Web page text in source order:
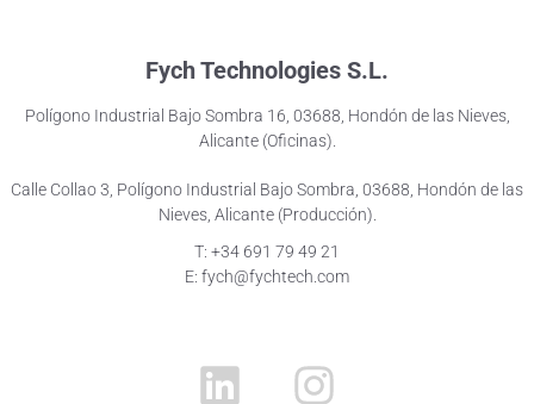
Fych Technologies S.L.
Polígono Industrial Bajo Sombra 16, 03688, Hondón de las Nieves,
Alicante (Oficinas).
Calle Collao 3, Polígono Industrial Bajo Sombra, 03688, Hondón de las
Nieves, Alicante (Producción).
T: +34 691 79 49 21
E: fych@fychtech.com